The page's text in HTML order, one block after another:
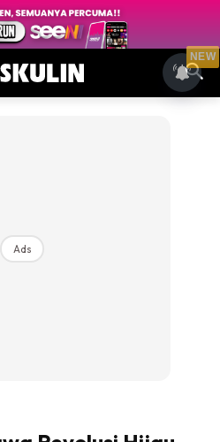
Ads
NEW